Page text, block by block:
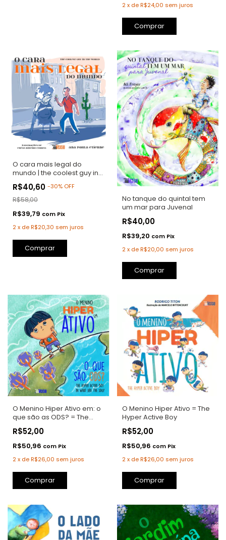
2 x deR$24,00 sem juros
O cara mais legal do
mundo | the coolest guy in
the world
R$40,60 -30% OFF
R$58,00
R$39,79 com Pix
2x deR$20,30 sem juros
Comprar
No tanque do quintal tem
um mar para Juvenal
R$40,00
R$39,20 com Pix
2 x deR$20,00 sem juros
O Menino Hiper Ativo em: o
que são as ODS? = The
Hyper Active Boy in: what
are the SDG?
R$52,00
R$50,96 com Pix
2x deR$26,00 sem juros
O Menino Hiper Ativo = The
Hyper Active Boy
R$52,00
R$50,96 com Pix
2 x deR$26,00 sem juros